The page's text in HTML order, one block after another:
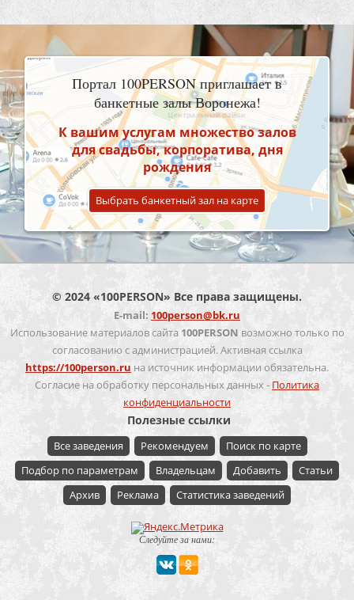
Портал 100PERSON приглашает в
банкетные залы Воронежа!
К вашим услугам множество залов
для свадьбы, корпоратива, дня
рождения
Выбрать банкетный зал на карте
© 2024 «100PERSON» Все права защищены.
E-mail: 100person@bk.ru
Использование материалов сайта 100PERSON возможно только по
согласованию с администрацией. Активная ссылка
https://100person.ru на источник информации обязательна.
Согласие на обработку персональных данных - Политика
конфиденциальности
Полезные ссылки
Все заведения Рекомендуем
Поиск по карте
Подбор по параметрам
Владельцам Добавить
Статьи
Архив
Реклама Статистика заведений
Следуйте за нами: